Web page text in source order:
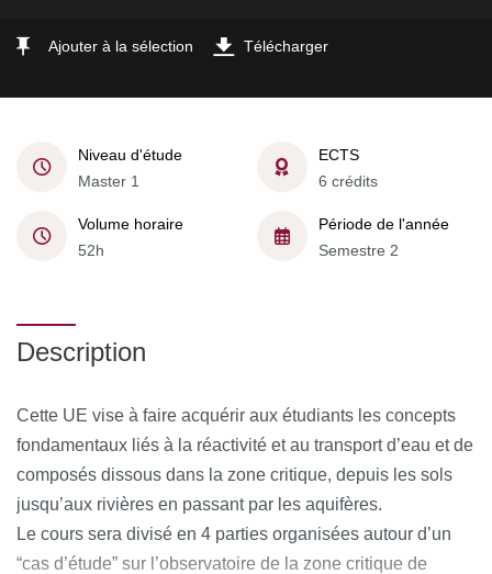
Ajouter à la sélection Télécharger
Niveau d'étude
Master 1
ECTS
6 crédits
Volume horaire
52h
Période de l'année
Semestre 2
Description
Cette UE vise à faire acquérir aux étudiants les concepts
fondamentaux liés à la réactivité et au transport d’eau et de
composés dissous dans la zone critique, depuis les sols
jusqu’aux rivières en passant par les aquifères.
Le cours sera divisé en 4 parties organisées autour d’un
“cas d’étude” sur l’observatoire de la zone critique de